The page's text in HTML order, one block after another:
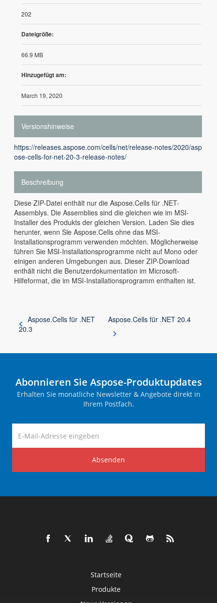
202
Dateigröße:
66.9 MB
Hinzugefügt am:
March 19, 2020
Versionshinweise
https://releases.aspose.com/cells/net/release-notes/2020/asp
ose-cells-for-net-20-3-release-notes/
Beschreibung
Diese ZIP-Datei enthält nur die Aspose.Cells für .NET-
Assemblys. Die Assemblies sind die gleichen wie im MSI-
Installer des Produkts der gleichen Version. Laden Sie dies
herunter, wenn Sie Aspose.Cells ohne das MSI-
Installationsprogramm verwenden möchten. Möglicherweise
führen Sie MSI-Installationsprogramme nicht auf Mono oder
einigen anderen Umgebungen aus. Dieser ZIP-Download
enthält nicht die Benutzerdokumentation im Microsoft-
Hilfeformat, die im MSI-Installationsprogramm enthalten ist.
Aspose.Cells für .NET
20.3
Aspose.Cells für .NET 20.4
Abonnieren Sie Aspose-Produktupdates
Erhalten Sie monatliche Newsletter & Angebote direkt in
Ihrem Postfach.
Absenden
Startseite
Produkte